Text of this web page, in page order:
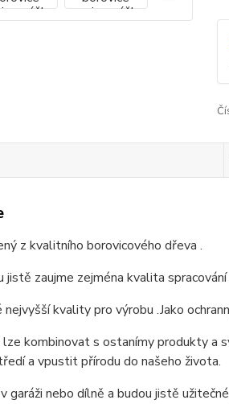
z kvalitního borovicového dřeva .
zaujme zejména kvalita
kvality pro výrobu .Jako
kombinovat s ostanímy produkty a
a vpustit přírodu do našeho života.
garáži nebo dílně a budou jistě